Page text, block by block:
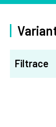
Filtrace